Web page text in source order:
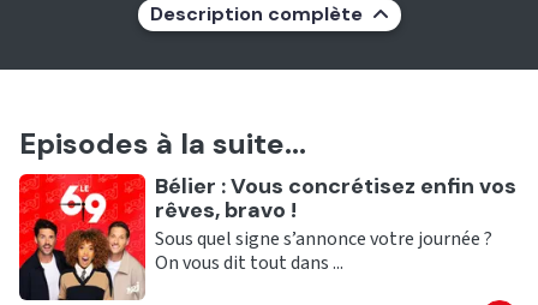
Description complète
Episodes à la suite...
Ecouter
Bélier : Vous concrétisez enfin vos
rêves, bravo !
Sous quel signe s’annonce votre journée ?
On vous dit tout dans ...